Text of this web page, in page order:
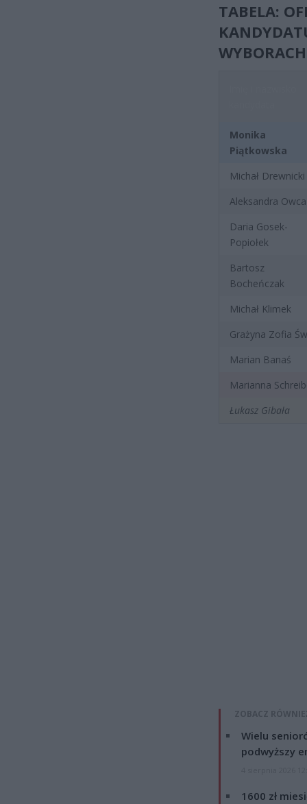
TABELA:
Monika
Piątkowska
Michał Drewnicki
Aleksandra Owca
Daria Gosek-
Popiołek
Bartosz
Bocheńczak
Michał Klimek
Grażyna Zofia
Marian Banaś
Marianna
Łukasz Gibała
ZOBACZ
Wielu
podwyższy
1600 zł